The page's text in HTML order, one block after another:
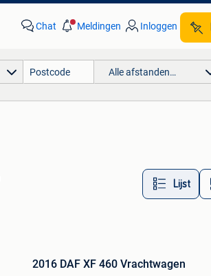
Chat Meldingen Inloggen
Alle afstanden…
Lijst
2016 DAF XF 460 Vrachtwagen